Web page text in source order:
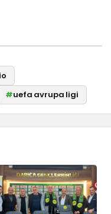
#uefa avrupa ligi